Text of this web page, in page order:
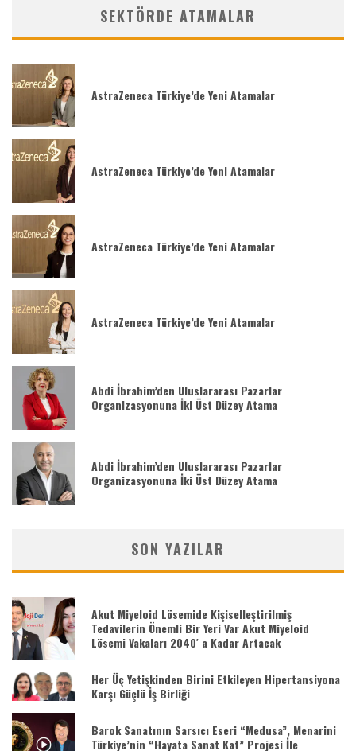
SEKTÖRDE ATAMALAR
AstraZeneca Türkiye’de Yeni Atamalar
AstraZeneca Türkiye’de Yeni Atamalar
AstraZeneca Türkiye’de Yeni Atamalar
AstraZeneca Türkiye’de Yeni Atamalar
Abdi İbrahim’den Uluslararası Pazarlar
Organizasyonuna İki Üst Düzey Atama
Abdi İbrahim’den Uluslararası Pazarlar
Organizasyonuna İki Üst Düzey Atama
SON YAZILAR
Akut Miyeloid Lösemide Kişiselleştirilmiş
Tedavilerin Önemli Bir Yeri Var Akut Miyeloid
Lösemi Vakaları 2040′ a Kadar Artacak
Her Üç Yetişkinden Birini Etkileyen Hipertansiyona
Karşı Güçlü İş Birliği
Barok Sanatının Sarsıcı Eseri “Medusa”, Menarini
Türkiye’nin “Hayata Sanat Kat” Projesi İle